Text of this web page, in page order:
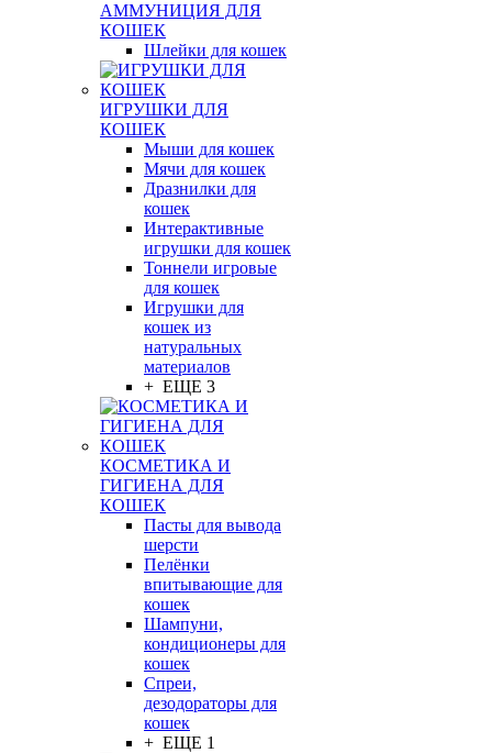
АММУНИЦИЯ ДЛЯ
КОШЕК
Шлейки для кошек
ИГРУШКИ ДЛЯ
КОШЕК
Мыши для кошек
Мячи для кошек
Дразнилки для
кошек
Интерактивные
игрушки для кошек
Тоннели игровые
для кошек
Игрушки для
кошек из
натуральных
материалов
+ ЕЩЕ 3
КОСМЕТИКА И
ГИГИЕНА ДЛЯ
КОШЕК
Пасты для вывода
шерсти
Пелёнки
впитывающие для
кошек
Шампуни,
кондиционеры для
кошек
Спреи,
дезодораторы для
кошек
+ ЕЩЕ 1